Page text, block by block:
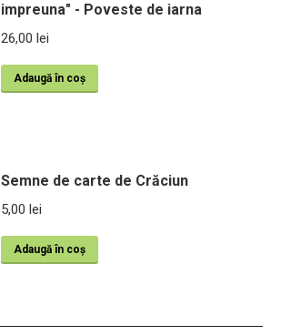
impreuna" - Poveste de iarna
26,00 lei
Adaugă în coș
Semne de carte de Crăciun
5,00 lei
Adaugă în coș